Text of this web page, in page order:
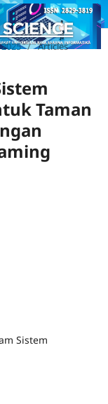
/ Articles
Taman
Sistem